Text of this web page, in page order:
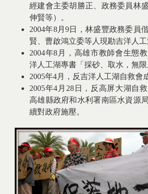
經建會主委胡勝正、政務委員林
伸賢等）。
2004年8月9日，林盛豐政務委員
賢、曹啟鴻立委等人現勘吉洋人工
2004年8月，高雄市教師會生態
洋人工湖專書「採砂、取水，無限
2005年4月，反吉洋人工湖自救會
2005年4月28日，反高屏大湖自
高雄縣政府和水利署南區水資源
續對政府施壓。